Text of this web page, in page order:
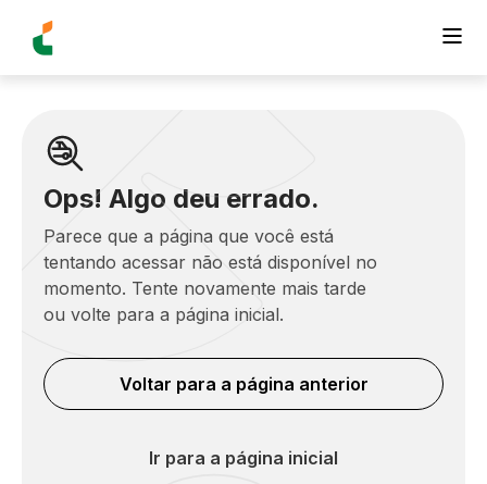
Ops! Algo deu errado.
Parece que a página que você está
tentando acessar não está disponível no
momento. Tente novamente mais tarde
ou volte para a página inicial.
Voltar para a página anterior
Ir para a página inicial